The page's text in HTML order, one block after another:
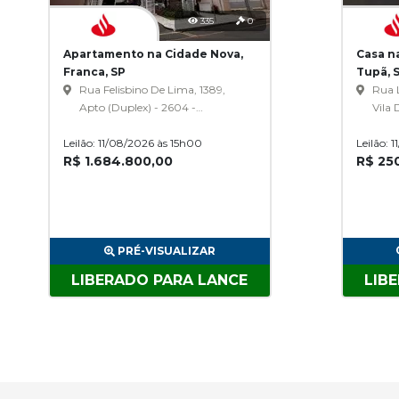
335 0
Apartamento na Cidade Nova,
Franca, SP
Rua Felisbino De Lima, 1389,
Apto (Duplex) - 2604 -
D' Itália, Cidade Nova
Leilão: 11/08/2026 às 15h00
R$ 1.684.800,00
PRÉ-VISUALIZAR
LIBERADO PARA LANCE
Casa
Tupã,
Rua
Vila
Leilão:
R$